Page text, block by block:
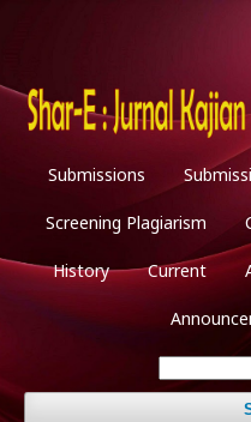
Submissions
Screening Plagiarism
History Current